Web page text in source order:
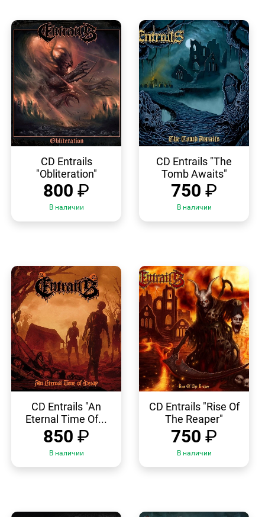
ПРОСМОТР
CD Entrails
"Obliteration"
800 ₽
В наличии
ПРОСМОТР
CD Entrails "The
Tomb Awaits"
750 ₽
В наличии
ПРОСМОТР
CD Entrails "An
Eternal Time Of...
850 ₽
В наличии
ПРОСМОТР
CD Entrails "Rise Of
The Reaper"
750 ₽
В наличии